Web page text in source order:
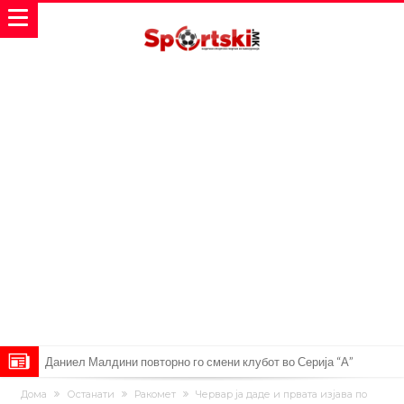
Даниел Малдини повторно го смени клубот во Серија “А”
Аморим донесе одлука: Милан ќе го крати составот
Дома Останати Ракомет
Червар ја даде и првата изјава по